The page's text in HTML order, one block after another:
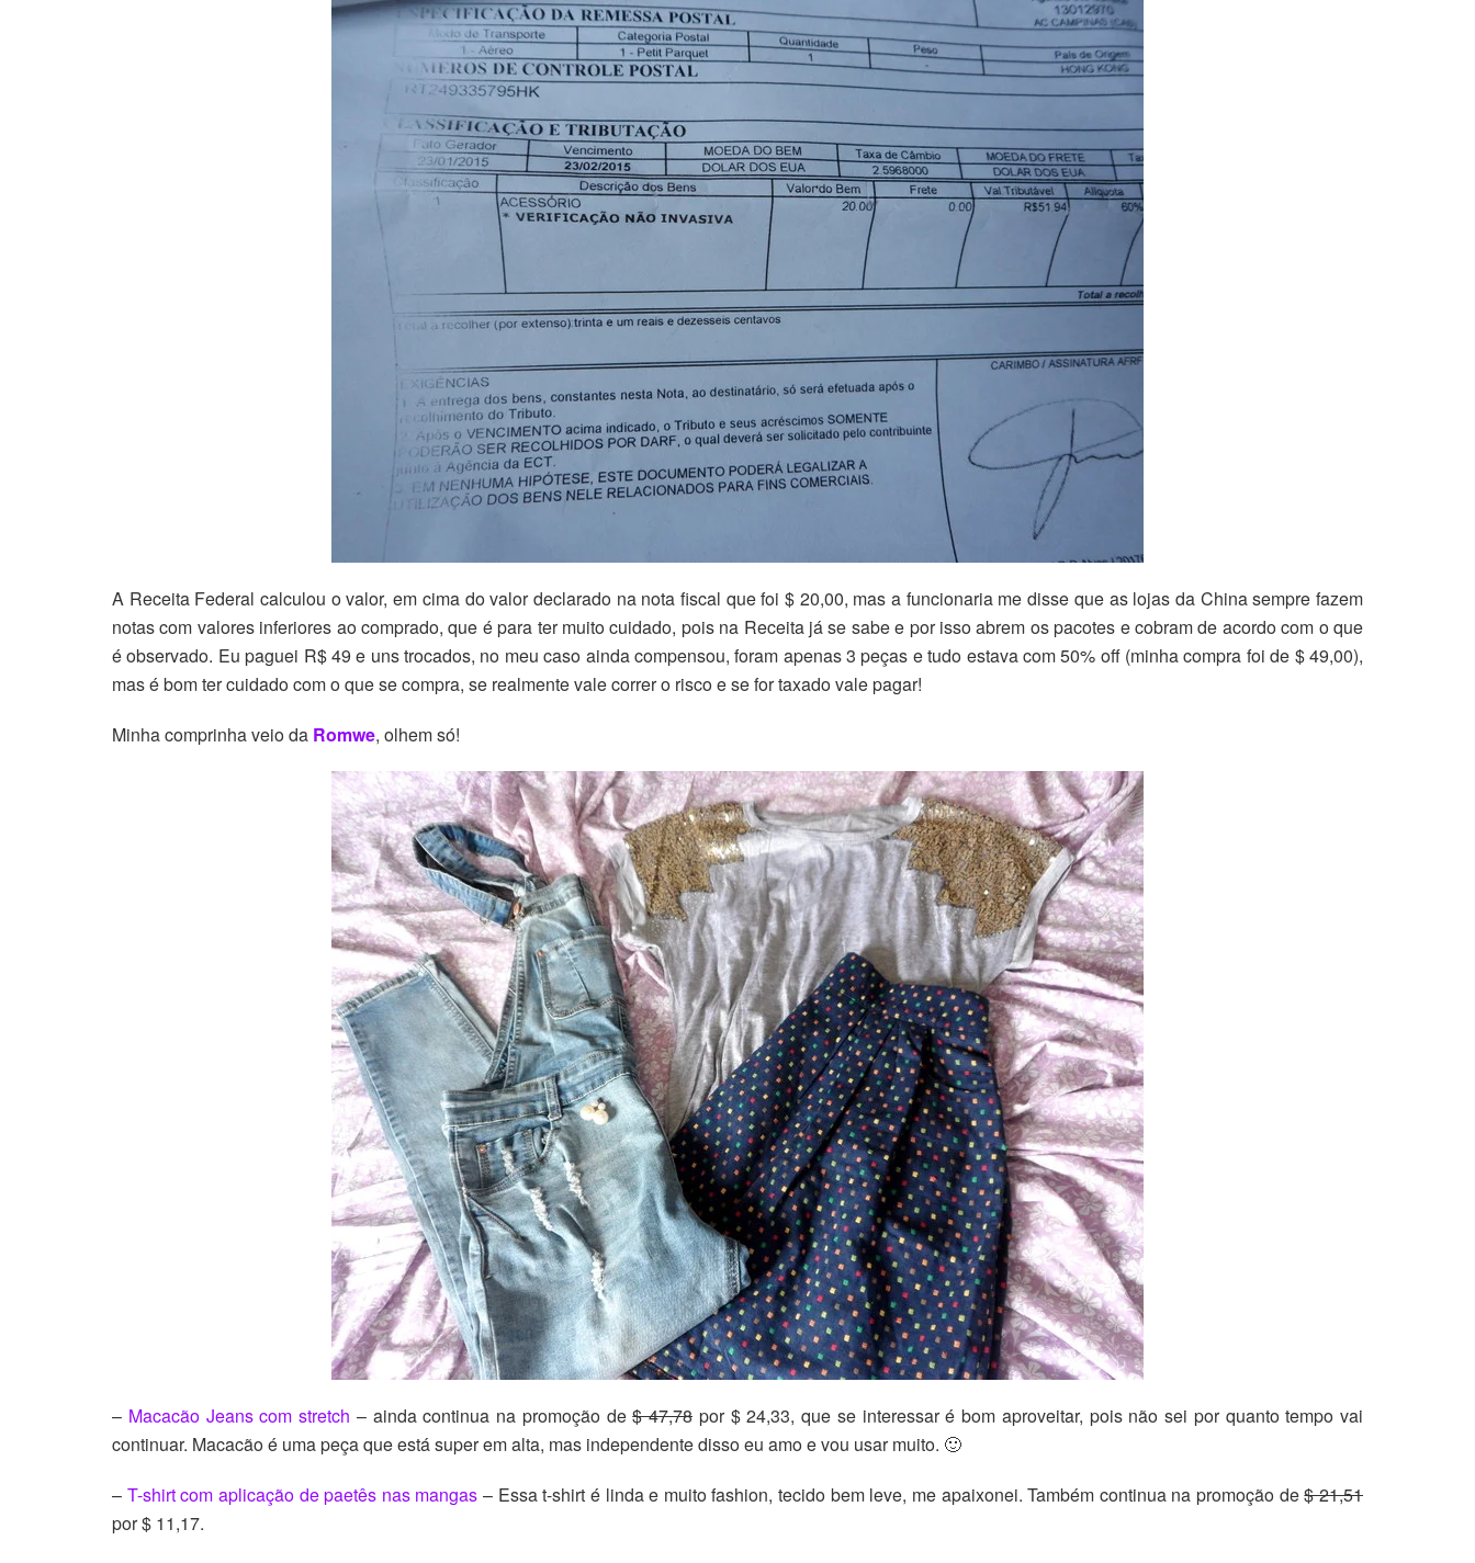
A Receita Federal calculou o valor, em cima do valor declarado na nota fiscal que foi $ 20,00, mas a funcionaria me disse que as lojas da China sempre fazem
notas com valores inferiores ao comprado, que é para ter muito cuidado, pois na Receita já se sabe e por isso abrem os pacotes e cobram de acordo com o que
é observado. Eu paguei R$ 49 e uns trocados, no meu caso ainda compensou, foram apenas 3 peças e tudo estava com 50% off (minha compra foi de $ 49,00),
mas é bom ter cuidado com o que se compra, se realmente vale correr o risco e se for taxado vale pagar!
Minha comprinha veio da Romwe, olhem só!
– Macacão Jeans com stretch – ainda continua na promoção de$ 47,78 por $ 24,33, que se interessar é bom aproveitar, pois não sei por quanto tempo vai
continuar. Macacão é uma peça que está super em alta, mas independente disso eu amo e vou usar muito. 🙂
– T-shirt com aplicação de paetês nas mangas – Essa t-shirt é linda e muito fashion, tecido bem leve, me apaixonei. Também continua na promoção de$ 21,51
por $ 11,17.